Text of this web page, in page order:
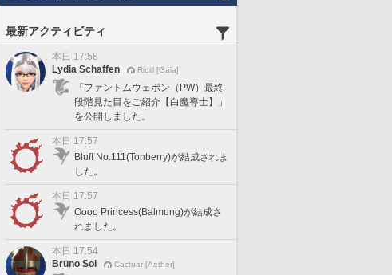
最新アクティビティ
本日 17:58
Lydia Schaffen
Ridill [Gaia]
「ファントムウェポン（PW）最終
段階見た目をご紹介【白魔導士】」
を公開しました。
本日 17:57
Bluff No.111(Tonberry)が結成されま
した。
本日 17:57
Oooo Princess(Balmung)が結成さ
れました。
本日 17:54
Bruno Sol
Cactuar [Aether]